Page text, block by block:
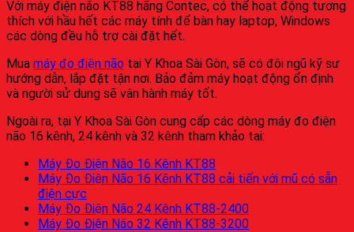
Với máy điện não KT88 hãng Contec, có thể hoạt động tương
thích với hầu hết các máy tính để bàn hay laptop, Windows
các dòng đều hỗ trợ cài đặt hết.
Mua máy đo điện não tại Y Khoa Sài Gòn, sẽ có đội ngũ kỹ sư
hướng dẫn, lắp đặt tận nơi. Bảo đảm máy hoạt động ổn định
và người sử dụng sẽ vận hành máy tốt.
Ngoài ra, tại Y Khoa Sài Gòn cung cấp các dòng máy đo điện
não 16 kênh, 24 kênh và 32 kênh tham khảo tại:
Máy Đo Điện Não 16 Kênh KT88
Máy Đo Điện Não 16 Kênh KT88 cải tiến với mũ có sẵn
điện cực
Máy Đo Điện Não 24 Kênh KT88-2400
Máy Đo Điện Não 32 Kênh KT88-3200